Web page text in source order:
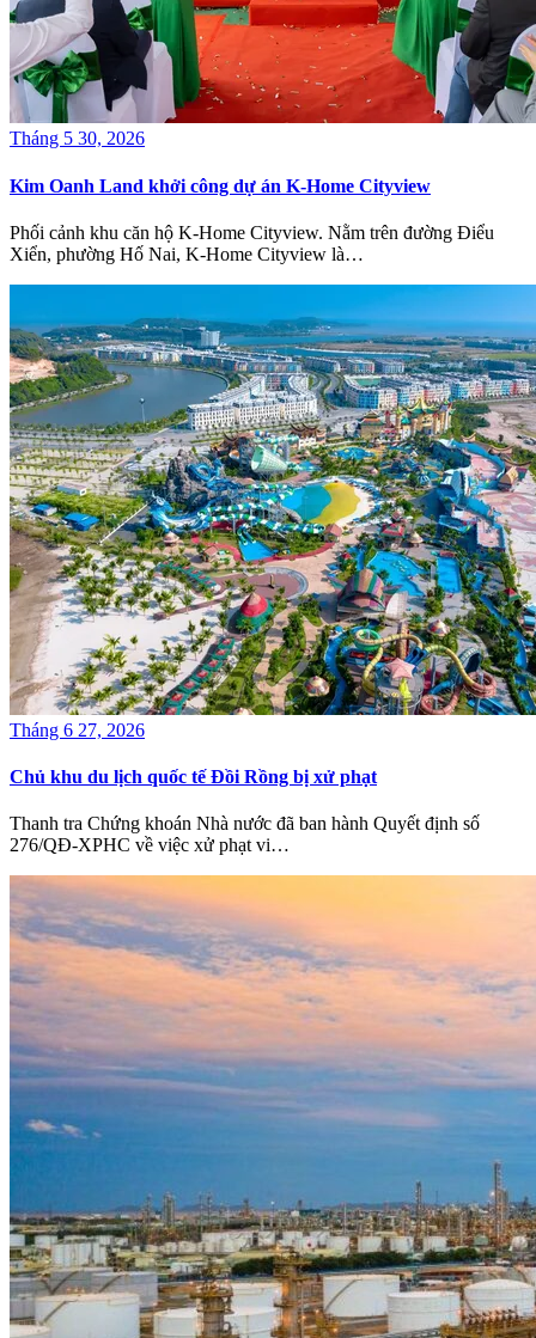
Tháng 5 30, 2026
Kim Oanh Land khởi công dự án K-Home Cityview
Phối cảnh khu căn hộ K-Home Cityview. Nằm trên đường Điểu
Xiển, phường Hố Nai, K-Home Cityview là…
Tháng 6 27, 2026
Chủ khu du lịch quốc tế Đồi Rồng bị xử phạt
Thanh tra Chứng khoán Nhà nước đã ban hành Quyết định số
276/QĐ-XPHC về việc xử phạt vi…